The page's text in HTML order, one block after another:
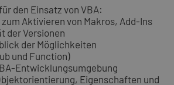
den Einsatz von VBA:
Aktivieren von Makros, Add-Ins
der Versionen
der Möglichkeiten
und Function)
Entwicklungsumgebung
Eigenschaften und